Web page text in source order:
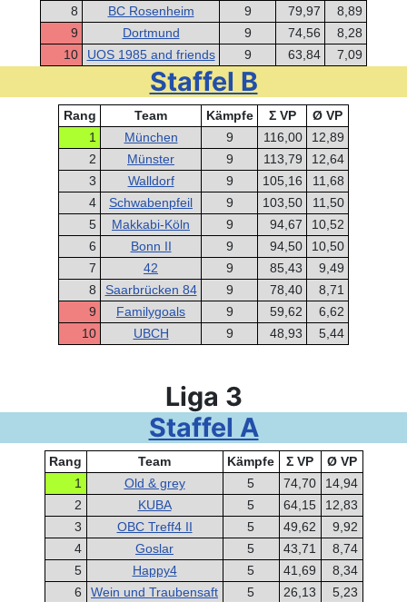
8
BC Rosenheim 9 79,97
8,89
9
Dortmund 9 74,56
8,28
10
UOS 1985 and friends 9 63,84 7,09
Staffel B
Rang Team Kämpfe Σ VP
Ø VP
1
München 9 116,00
12,89
2
Münster 9 113,79
12,64
3
Walldorf 9 105,16
11,68
4
Schwabenpfeil 9 103,50
11,50
5
Makkabi-Köln 9 94,67
10,52
6
Bonn II 9 94,50
10,50
7
42 9 85,43
9,49
8
Saarbrücken 84 9 78,40
8,71
9
Familygoals 9 59,62
6,62
10
UBCH 9 48,93 5,44
Liga 3
Staffel A
Rang Team Kämpfe Σ VP
Ø VP
1
Old & grey 5 74,70
14,94
2
KUBA 5 64,15
12,83
3
OBC Treff4 II 5 49,62
9,92
4
Goslar 5 43,71
8,74
5
Happy4 5 41,69
8,34
6
Wein und Traubensaft 5 26,13 5,23